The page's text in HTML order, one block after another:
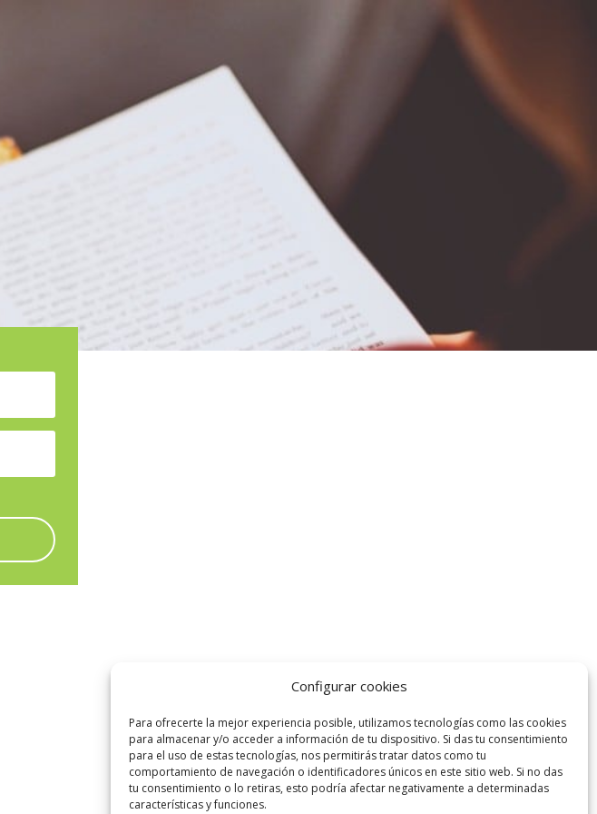
Configurar cookies
Para ofrecerte la mejor experiencia posible, utilizamos tecnologías como las cookies
para almacenar y/o acceder a información de tu dispositivo. Si das tu consentimiento
para el uso de estas tecnologías, nos permitirás tratar datos como tu
comportamiento de navegación o identificadores únicos en este sitio web. Si no das
tu consentimiento o lo retiras, esto podría afectar negativamente a determinadas
características y funciones.